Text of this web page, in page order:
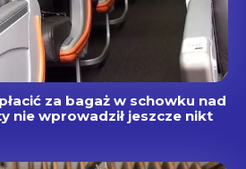
za bagaż w schowku nad
nie wprowadził jeszcze nikt